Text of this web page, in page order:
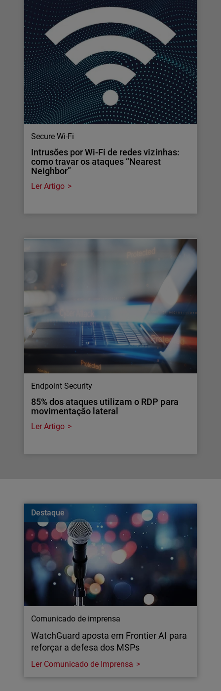
Secure Wi-Fi
Intrusões por Wi-Fi de redes vizinhas:
como travar os ataques “Nearest
Neighbor”
Ler Artigo
Endpoint Security
85% dos ataques utilizam o RDP para
movimentação lateral
Ler Artigo
Destaque
Comunicado de imprensa
WatchGuard aposta em Frontier AI para
reforçar a defesa dos MSPs
Ler Comunicado de Imprensa